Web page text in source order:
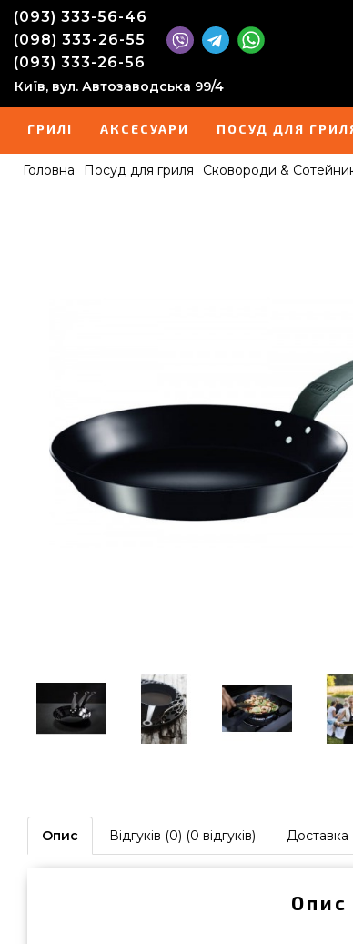
(093) 333-56-46
(098) 333-26-55
(093) 333-26-56
Київ, вул. Автозаводська 99/4
ГРИЛІ АКСЕСУАРИ ПОСУД ДЛЯ
Головна Посуд для гриля Сковороди &
Опис Відгуків (0) (0 відгуків) Доставка
Опис